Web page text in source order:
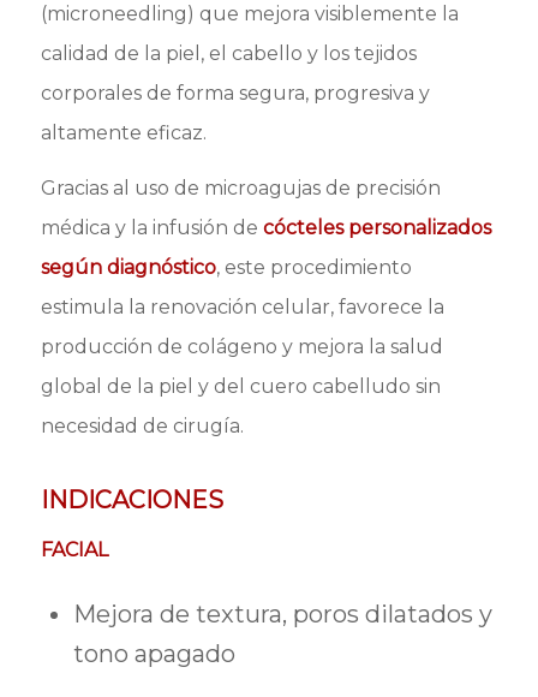
(microneedling) que mejora visiblemente la
calidad de la piel, el cabello y los tejidos
corporales de forma segura, progresiva y
altamente eficaz.
Gracias al uso de microagujas de precisión
médica y la infusión de cócteles personalizados
según diagnóstico, este procedimiento
estimula la renovación celular, favorece la
producción de colágeno y mejora la salud
global de la piel y del cuero cabelludo sin
necesidad de cirugía.
INDICACIONES
FACIAL
Mejora de textura, poros dilatados y
tono apagado